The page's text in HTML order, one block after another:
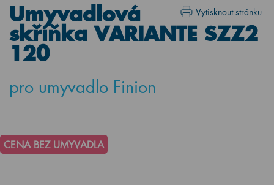
Vytisknout stránku
Umyvadlová
skříňka VARIANTE SZZ2
120
pro umyvadlo Finion
CENA BEZ UMYVADLA